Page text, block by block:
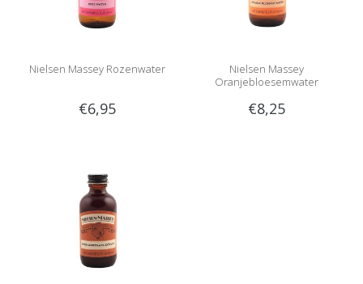
Nielsen Massey Rozenwater
€6,95
Nielsen Massey
Oranjebloesemwater
€8,25